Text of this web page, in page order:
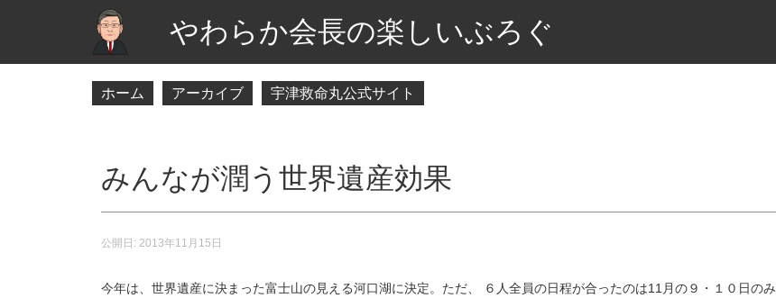
やわらか会長の楽しいぶろぐ
ホーム アーカイブ 宇津救命丸公式サイト
みんなが潤う世界遺産効果
公開日: 2013年11月15日
今年は、世界遺産に決まった富士山の見える河口湖に決定。ただ、 ６人全員の日程が合ったのは11月の９・１０日のみ